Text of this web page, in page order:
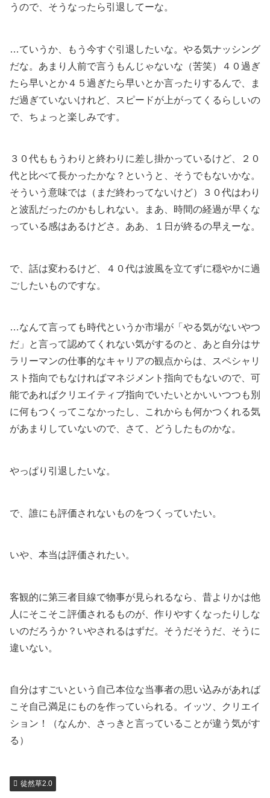
うので、そうなったら引退してーな。
…ていうか、もう今すぐ引退したいな。やる気ナッシング
だな。あまり人前で言うもんじゃないな（苦笑）４０過ぎ
たら早いとか４５過ぎたら早いとか言ったりするんで、ま
だ過ぎていないけれど、スピードが上がってくるらしいの
で、ちょっと楽しみです。
３０代ももうわりと終わりに差し掛かっているけど、２０
代と比べて長かったかな？というと、そうでもないかな。
そういう意味では（まだ終わってないけど）３０代はわり
と波乱だったのかもしれない。まあ、時間の経過が早くな
っている感はあるけどさ。ああ、１日が終るの早えーな。
で、話は変わるけど、４０代は波風を立てずに穏やかに過
ごしたいものですな。
…なんて言っても時代というか市場が「やる気がないやつ
だ」と言って認めてくれない気がするのと、あと自分はサ
ラリーマンの仕事的なキャリアの観点からは、スペシャリ
スト指向でもなければマネジメント指向でもないので、可
能であればクリエイティブ指向でいたいとかいいつつも別
に何もつくってこなかったし、これからも何かつくれる気
があまりしていないので、さて、どうしたものかな。
やっぱり引退したいな。
で、誰にも評価されないものをつくっていたい。
いや、本当は評価されたい。
客観的に第三者目線で物事が見られるなら、昔よりかは他
人にそこそこ評価されるものが、作りやすくなったりしな
いのだろうか？いやされるはずだ。そうだそうだ、そうに
違いない。
自分はすごいという自己本位な当事者の思い込みがあれば
こそ自己満足にものを作っていられる。イッツ、クリエイ
ション！（なんか、さっきと言っていることが違う気がす
る）
徒然草2.0